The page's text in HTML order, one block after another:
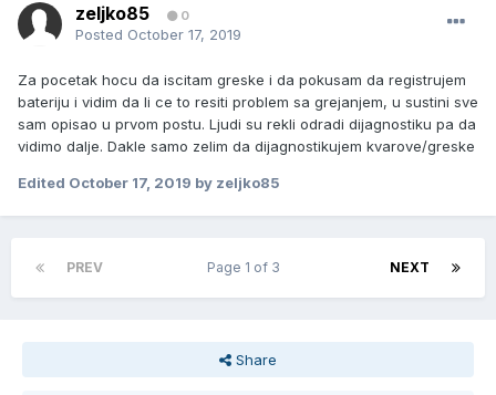
zeljko85 0
Posted October 17, 2019
Za pocetak hocu da iscitam greske i da pokusam da registrujem
bateriju i vidim da li ce to resiti problem sa grejanjem, u sustini sve
sam opisao u prvom postu. Ljudi su rekli odradi dijagnostiku pa da
vidimo dalje. Dakle samo zelim da dijagnostikujem kvarove/greske
Edited October 17, 2019 by zeljko85
PREV NEXT
Page 1 of 3
Share